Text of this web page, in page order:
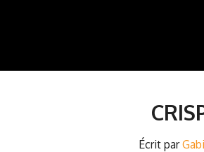
Écrit par